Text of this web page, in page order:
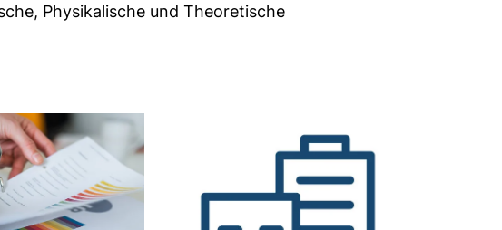
Physikalische und Theoretische